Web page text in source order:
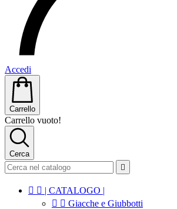
Accedi
Carrello
Carrello vuoto!
Cerca

  | CATALOGO |
  Giacche e Giubbotti